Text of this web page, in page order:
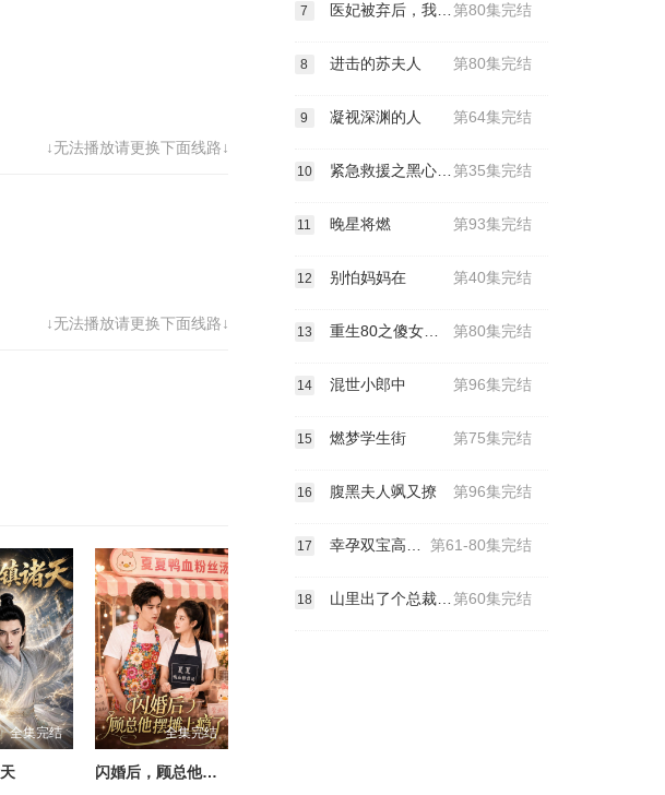
↓无法播放请更换下面线路↓
↓无法播放请更换下面线路↓
全集完结 全集完结
闪婚后，顾总他摆摊上瘾了
7 医妃被弃后，我的诊金是江山 第80集完结
8 进击的苏夫人 第80集完结
9 凝视深渊的人 第64集完结
10 紧急救援之黑心物业断我老婆生路 第35集完结
11 晚星将燃 第93集完结
12 别怕妈妈在 第40集完结
13 重生80之傻女当家 第80集完结
14 混世小郎中 第96集完结
15 燃梦学生街 第75集完结
16 腹黑夫人飒又撩 第96集完结
17 幸孕双宝高冷爹地狠狠爱 第61-80集完结
18 山里出了个总裁夫人 第60集完结